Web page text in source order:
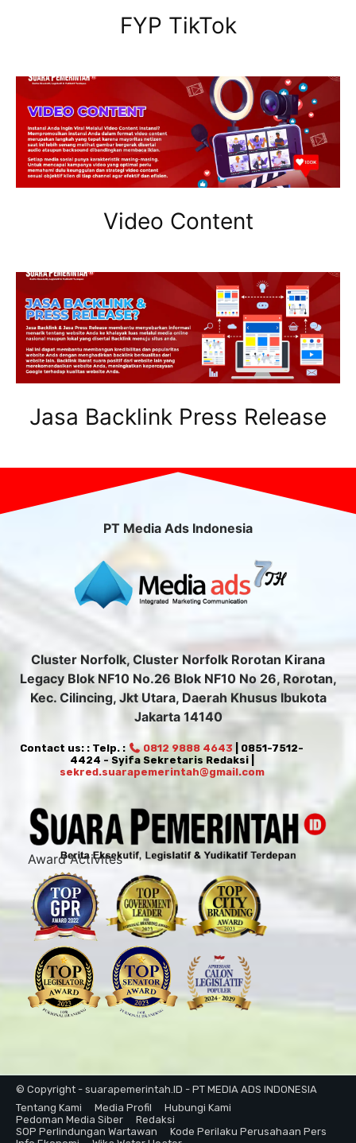
FYP TikTok
Video Content
Jasa Backlink Press Release
PT Media Ads Indonesia
Cluster Norfolk, Cluster Norfolk Rorotan Kirana
Legacy Blok NF10 No.26 Blok NF10 No 26, Rorotan,
Kec. Cilincing, Jkt Utara, Daerah Khusus Ibukota
Jakarta 14140
Contact us: : Telp. : 0812 9888 4643 | 0851-7512-
4424 - Syifa Sekretaris Redaksi |
sekred.suarapemerintah@gmail.com
Award Activites
© Copyright - suarapemerintah.ID - PT MEDIA ADS INDONESIA
Tentang Kami
Media Profil
Hubungi Kami
Pedoman Media Siber
Redaksi
SOP Perlindungan Wartawan
Kode Perilaku Perusahaan Pers